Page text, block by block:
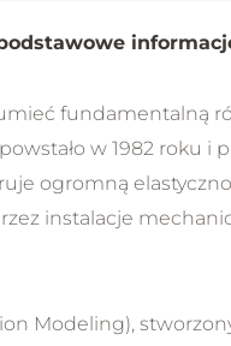
fundamentalną
w 1982 roku i
ogromną
instalacje
Modeling),